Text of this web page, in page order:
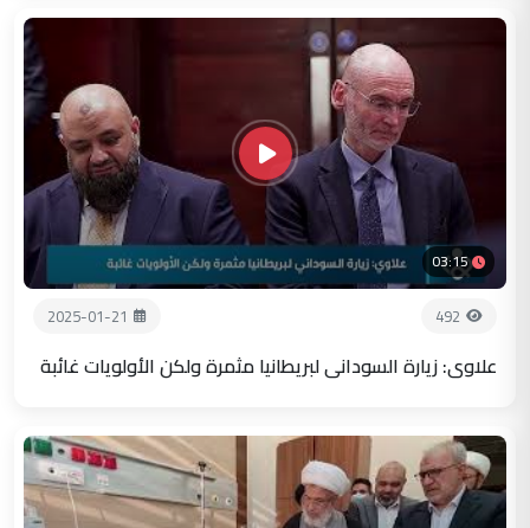
03:15
492
2025-01-21
علاوي: زيارة السوداني لبريطانيا مثمرة ولكن الأولويات غائبة